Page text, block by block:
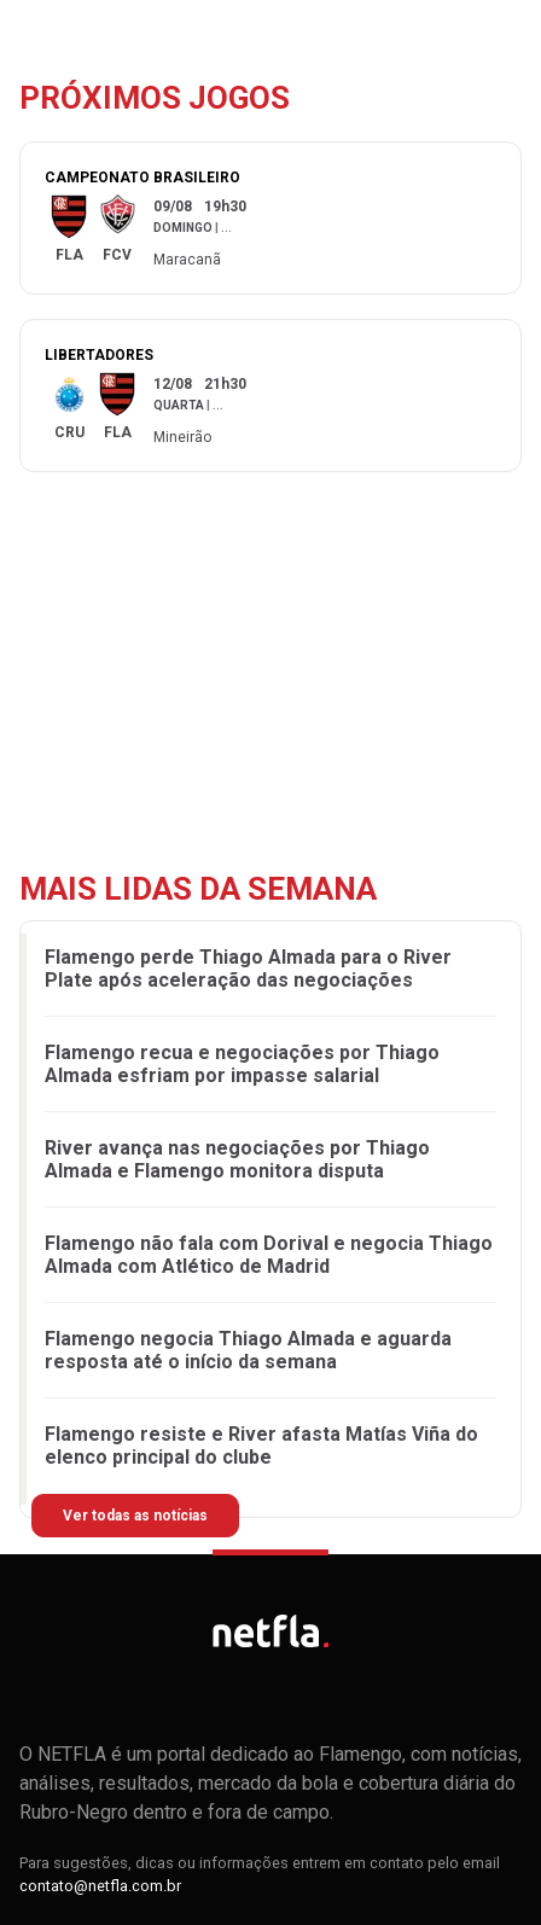
PRÓXIMOS JOGOS
CAMPEONATO BRASILEIRO
FLA FCV
09/08 19h30
DOMINGO
Maracanã
LIBERTADORES
CRU FLA
12/08 21h30
QUARTA
Mineirão
MAIS LIDAS DA SEMANA
Flamengo perde Thiago Almada para o River
Plate após aceleração das negociações
Flamengo recua e negociações por Thiago
Almada esfriam por impasse salarial
River avança nas negociações por Thiago
Almada e Flamengo monitora disputa
Flamengo não fala com Dorival e negocia Thiago
Almada com Atlético de Madrid
Flamengo negocia Thiago Almada e aguarda
resposta até o início da semana
Flamengo resiste e River afasta Matías Viña do
elenco principal do clube
Ver todas as notícias
O NETFLA é um portal dedicado ao Flamengo, com notícias,
análises, resultados, mercado da bola e cobertura diária do
Rubro-Negro dentro e fora de campo.
Para sugestões, dicas ou informações entrem em contato pelo email
contato@netfla.com.br